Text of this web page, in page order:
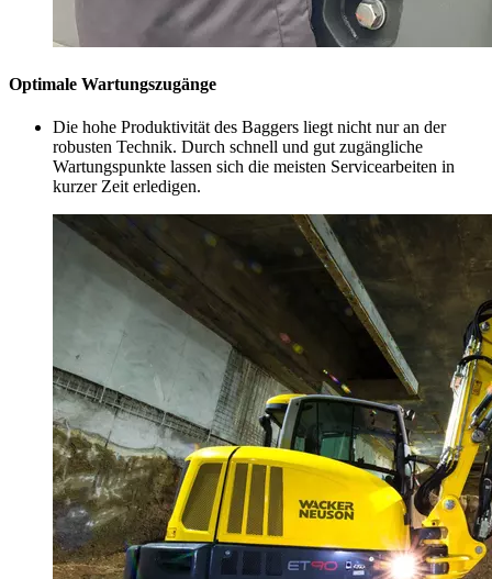
Optimale Wartungszugänge
Die hohe Produktivität des Baggers liegt nicht nur an der
robusten Technik. Durch schnell und gut zugängliche
Wartungspunkte lassen sich die meisten Servicearbeiten in
kurzer Zeit erledigen.